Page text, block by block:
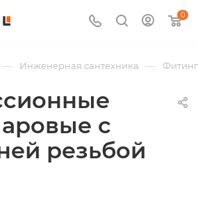
0
— Инженерная сантехника —
с
резьбой